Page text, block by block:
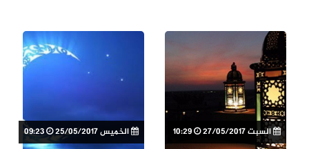
السبت 27/05/2017 الخميس 25/05/2017